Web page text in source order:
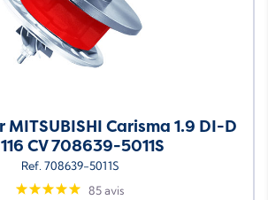
MITSUBISHI Carisma 1.9 DI-D
CV 708639-5011S
Ref. 708639-5011S
85 avis